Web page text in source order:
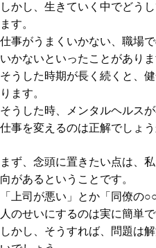
しかし、生きていく中でどう
ます。
仕事がうまくいかない、職場
いかないといったことがありま
そうした時期が長く続くと、
ります。
そうした時、メンタルヘルス
仕事を変えるのは正解でしょう
まず、念頭に置きたい点は、
向があるということです。
「上司が悪い」とか「同僚の
人のせいにするのは実に簡単で
しかし、そうすれば、問題は